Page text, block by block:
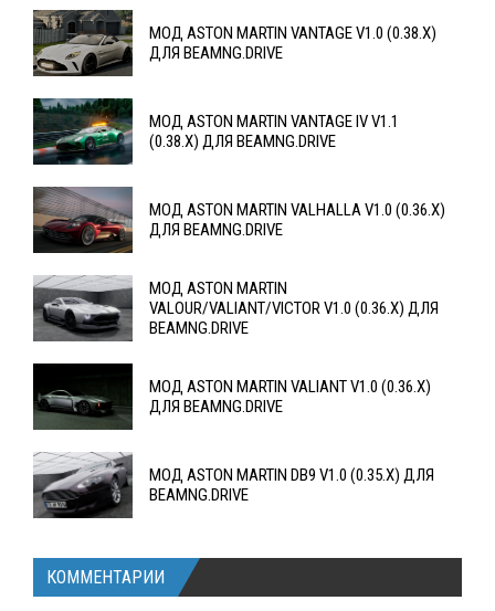
МОД ASTON MARTIN VANTAGE V1.0 (0.38.X)
ДЛЯ BEAMNG.DRIVE
МОД ASTON MARTIN VANTAGE IV V1.1
(0.38.X) ДЛЯ BEAMNG.DRIVE
МОД ASTON MARTIN VALHALLA V1.0 (0.36.X)
ДЛЯ BEAMNG.DRIVE
МОД ASTON MARTIN
VALOUR/VALIANT/VICTOR V1.0 (0.36.X) ДЛЯ
BEAMNG.DRIVE
МОД ASTON MARTIN VALIANT V1.0 (0.36.X)
ДЛЯ BEAMNG.DRIVE
МОД ASTON MARTIN DB9 V1.0 (0.35.X) ДЛЯ
BEAMNG.DRIVE
КОММЕНТАРИИ